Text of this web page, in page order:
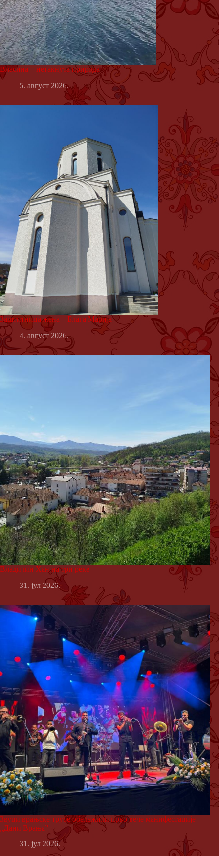
Власина – нетакнута природа
5. август 2026.
Заштитница жена – Блага Марија
4. август 2026.
Владичин Хан на три реке
31. јул 2026.
Звуци врањске трубе обележили прво вече манифестације
„Дани Врања”
31. јул 2026.